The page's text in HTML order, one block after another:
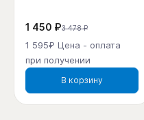
1 450 ₽3 478 ₽
1 595₽ Цена - оплата
при получении
В корзину